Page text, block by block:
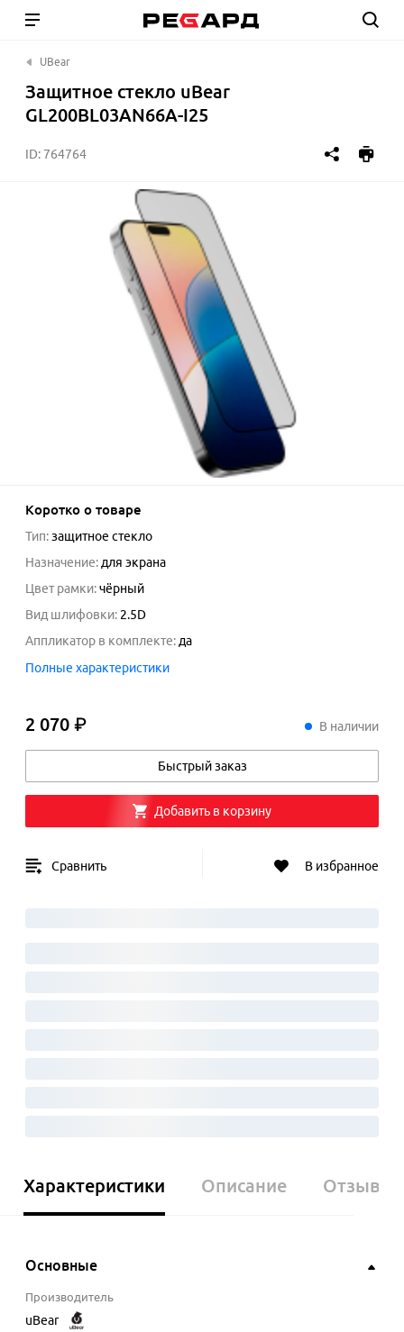
UBear
Защитное стекло uBear
GL200BL03AN66A-I25
ID: 764764
Коротко о товаре
Тип:защитное стекло
Назначение: для экрана
Цвет рамки:чёрный
Вид шлифовки: 2.5D
Аппликатор в комплекте: да
Полные характеристики
2 070 ₽2 070 ₽ В наличии
Быстрый заказ
Добавить в корзину
Сравнить В избранное
Характеристики Описание Отзывы
Основные
Производитель
uBear